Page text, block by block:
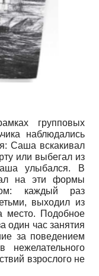
групповых
наблюдались
Саша вскакивал
или выбегал из
улыбался. В
на эти формы
каждый раз
выходил из
место. Подобное
один час занятия
за поведением
нежелательного
взрослого не